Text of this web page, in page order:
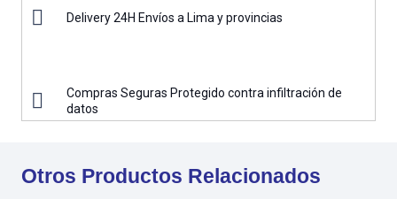
Delivery 24H Envíos a Lima y provincias
Compras Seguras Protegido contra infiltración de
datos
Otros Productos Relacionados